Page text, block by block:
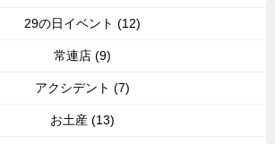
29の日イベント (12)
常連店 (9)
アクシデント (7)
お土産 (13)